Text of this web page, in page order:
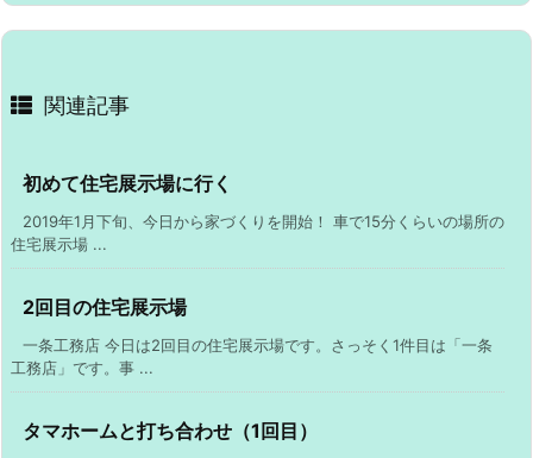
関連記事
初めて住宅展示場に行く
2019年1月下旬、今日から家づくりを開始！ 車で15分くらいの場所の
住宅展示場 ...
2回目の住宅展示場
一条工務店 今日は2回目の住宅展示場です。さっそく1件目は「一条
工務店」です。事 ...
タマホームと打ち合わせ（1回目）